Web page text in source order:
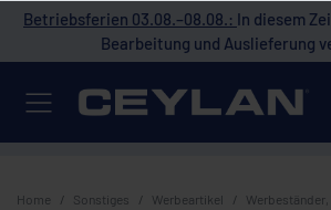
Betriebsferien 03.08.–08.08.: In diesem
Bearbeitung und Auslieferung
Home Sonstiges Werbeartikel